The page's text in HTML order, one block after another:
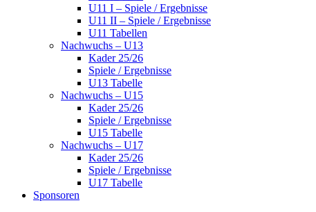
U11 I – Spiele / Ergebnisse
U11 II – Spiele / Ergebnisse
U11 Tabellen
Nachwuchs – U13
Kader 25/26
Spiele / Ergebnisse
U13 Tabelle
Nachwuchs – U15
Kader 25/26
Spiele / Ergebnisse
U15 Tabelle
Nachwuchs – U17
Kader 25/26
Spiele / Ergebnisse
U17 Tabelle
Sponsoren